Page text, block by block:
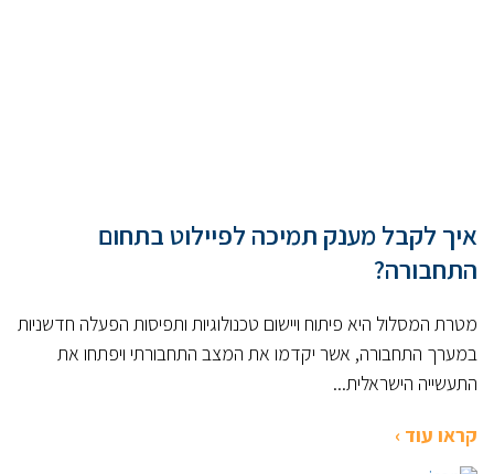
איך לקבל מענק תמיכה לפיילוט בתחום
התחבורה?
מטרת המסלול היא פיתוח ויישום טכנולוגיות ותפיסות הפעלה חדשניות
במערך התחבורה, אשר יקדמו את המצב התחבורתי ויפתחו את
התעשייה הישראלית...
קראו עוד ›